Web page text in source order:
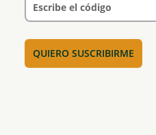
Escribe el código